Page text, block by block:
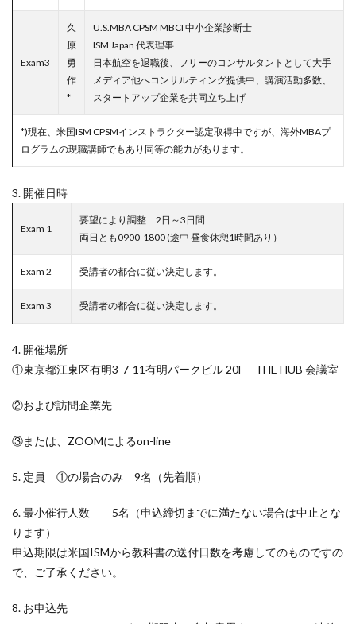
Exam3
久
原
勇
作
*
U.S.MBA CPSM MBCI 中小企業診断士
ISM Japan 代表理事
日本航空を退職後、フリーのコンサルタントとして大手
メディア他へコンサルティング提供中、講演活動多数、
スタートアップ企業を共同立ち上げ
*)現在、米国ISM CPSMインストラクター認定取得中ですが、海外MBAプ
ログラムの現職講師でもあり同等の能力があります。
3. 開催日時
Exam 1
要望により調整 2日～3日間
両日とも0900-1800 (途中 昼食休憩1時間あり）
Exam 2 受講者の都合に従い決定します。
Exam 3 受講者の都合に従い決定します。
4. 開催場所
①東京都江東区有明3-7-11有明パークビル 20F THE HUB 会議室
②および訪問企業先
③または、ZOOMによるon-line
5. 定員 ①の場合のみ 9名（先着順）
6. 最小催行人数 5名（申込締切までに満たない場合は中止とな
ります）
申込期限は米国ISMから教科書の送付日数を考慮してのものですの
で、ご了承ください。
8. お申込先